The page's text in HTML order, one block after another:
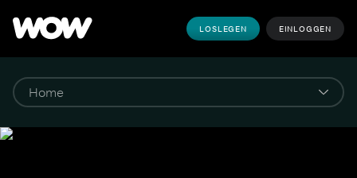
LOSLEGEN EINLOGGEN